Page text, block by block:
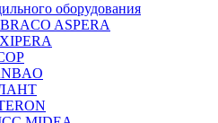
оборудования
ASPERA